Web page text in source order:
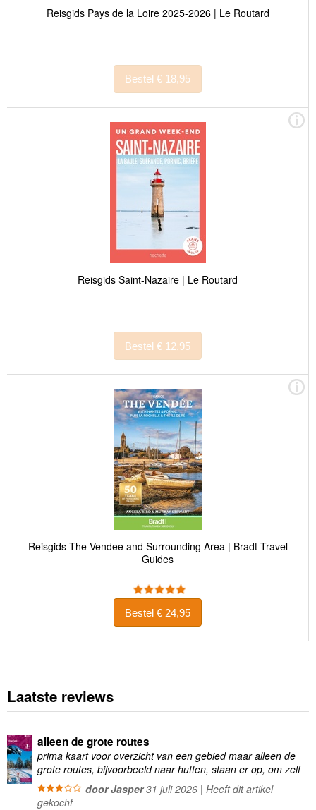
Reisgids Pays de la Loire 2025-2026 | Le Routard
Bestel € 18,95
Reisgids Saint-Nazaire | Le Routard
Bestel € 12,95
Reisgids The Vendee and Surrounding Area | Bradt Travel
Guides
Bestel € 24,95
Laatste reviews
alleen de grote routes
prima kaart voor overzicht van een gebied maar alleen de
grote routes, bijvoorbeeld naar hutten, staan er op, om zelf
wandelingen te plannen minder geschikt
door Jasper31 juli 2026 | Heeft dit artikel
gekocht